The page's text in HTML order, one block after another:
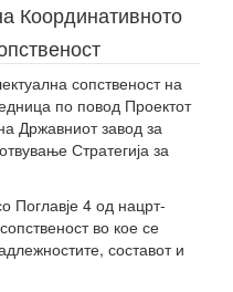
Координативното
сопственост на
по повод Проектот
Државниот завод за
Стратегија за
Поглавје 4 од нацрт-
во кое се
составот и